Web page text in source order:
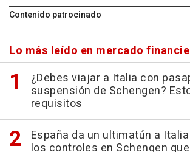
Contenido patrocinado
Lo más leído en mercado
¿Debes viajar a Italia con
suspensión de Schengen?
requisitos
España da un ultimatún a
los controles en Schengen